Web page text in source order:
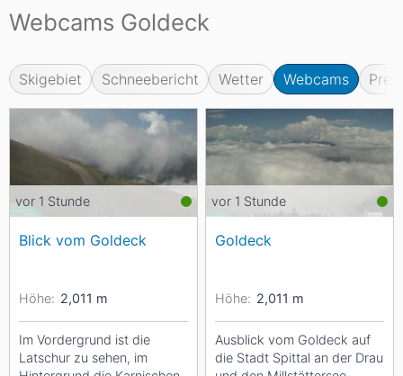
Webcams Goldeck
Skigebiet Schneebericht Wetter Webcams
vor 1 Stunde
Blick vom Goldeck
Höhe: 2,011 m
Im Vordergrund ist die
Latschur zu sehen, im
vor 1 Stunde
Goldeck
Höhe: 2,011 m
Ausblick vom Goldeck auf
die Stadt Spittal an der Drau